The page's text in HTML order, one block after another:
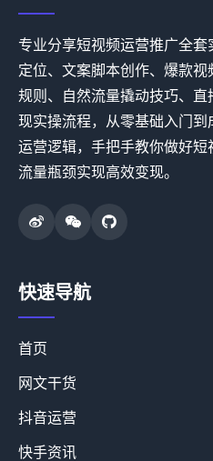
专业分享短视频运营推广全
定位、文案脚本创作、爆款
规则、自然流量撬动技巧、
现实操流程，从零基础入门
运营逻辑，手把手教你做好
流量瓶颈实现高效变现。
快速导航
首页
网文干货
抖音运营
快手资讯